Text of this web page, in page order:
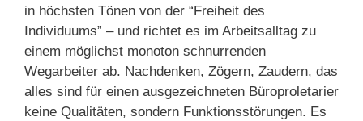
in höchsten Tönen von der “Freiheit des
Individuums” – und richtet es im Arbeitsalltag zu
einem möglichst monoton schnurrenden
Wegarbeiter ab. Nachdenken, Zögern, Zaudern, das
alles sind für einen ausgezeichneten Büroproletarier
keine Qualitäten, sondern Funktionsstörungen. Es